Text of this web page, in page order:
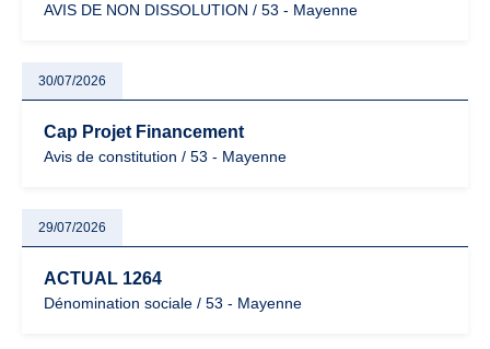
AVIS DE NON DISSOLUTION / 53 - Mayenne
30/07/2026
Cap Projet Financement
Avis de constitution / 53 - Mayenne
29/07/2026
ACTUAL 1264
Dénomination sociale / 53 - Mayenne